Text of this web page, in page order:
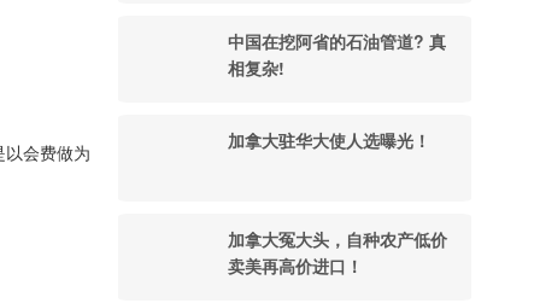
以会费做为
中国在挖阿省的石油管道? 真
相复杂!
加拿大驻华大使人选曝光！
加拿大冤大头，自种农产低价
卖美再高价进口！